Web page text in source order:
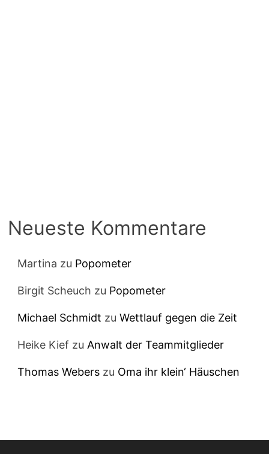
Neueste Kommentare
Martina zu Popometer
Birgit Scheuch zu Popometer
Michael Schmidt zuWettlauf gegen die Zeit
Heike Kief zu Anwalt der Teammitglieder
Thomas Webers zu Oma ihr klein‘ Häuschen